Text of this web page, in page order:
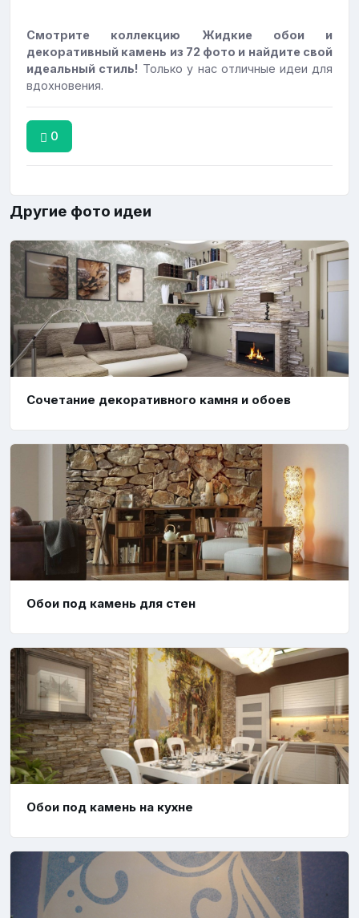
Смотрите коллекцию Жидкие обои и
декоративный камень из 72 фото и найдите свой
идеальный стиль! Только у нас отличные идеи для
вдохновения.
0
Другие фото идеи
Сочетание декоративного камня и обоев
Обои под камень для стен
Обои под камень на кухне